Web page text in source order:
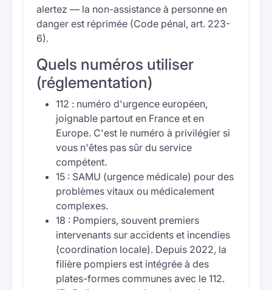
alertez — la non-assistance à personne en
danger est réprimée (Code pénal, art. 223-
6).
Quels numéros utiliser
(réglementation)
112 : numéro d'urgence européen,
joignable partout en France et en
Europe. C'est le numéro à privilégier si
vous n'êtes pas sûr du service
compétent.
15 : SAMU (urgence médicale) pour des
problèmes vitaux ou médicalement
complexes.
18 : Pompiers, souvent premiers
intervenants sur accidents et incendies
(coordination locale). Depuis 2022, la
filière pompiers est intégrée à des
plates-formes communes avec le 112.